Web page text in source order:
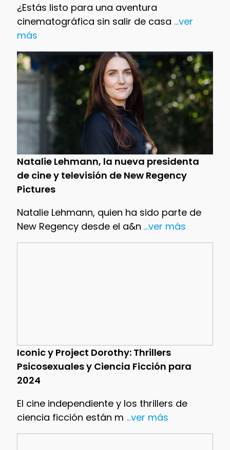
¿Estás listo para una aventura
cinematográfica sin salir de casa ...ver
más
Natalie Lehmann, la nueva presidenta
de cine y televisión de New Regency
Pictures
Natalie Lehmann, quien ha sido parte de
New Regency desde el a&n ...ver más
Iconic y Project Dorothy: Thrillers
Psicosexuales y Ciencia Ficción para
2024
El cine independiente y los thrillers de
ciencia ficción están m ...ver más